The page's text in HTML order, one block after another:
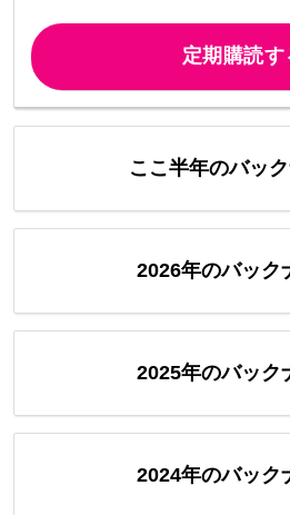
定期購読す
ここ半年のバッ
2026年のバック
2025年のバック
2024年のバック